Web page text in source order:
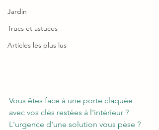
Jardin
Trucs et astuces
Articles les plus lus
Vous êtes face à une porte claquée
avec vos clés restées à l'intérieur ?
L'urgence d'une solution vous pèse ?